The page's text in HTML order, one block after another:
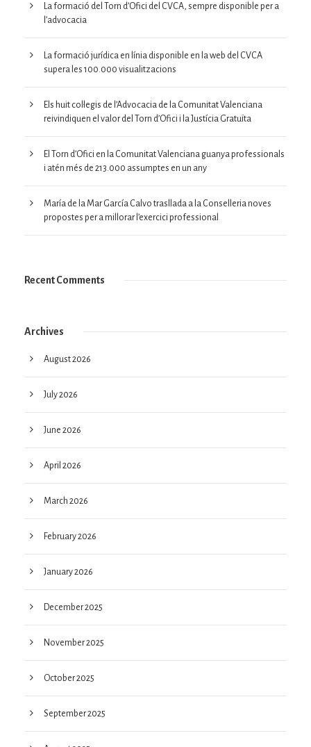
La formació del Torn d’Ofici del CVCA, sempre disponible per a
l’advocacia
La formació jurídica en línia disponible en la web del CVCA
supera les 100.000 visualitzacions
Els huit col·legis de l’Advocacia de la Comunitat Valenciana
reivindiquen el valor del Torn d’Ofici i la Justícia Gratuïta
El Torn d’Ofici en la Comunitat Valenciana guanya professionals
i atén més de 213.000 assumptes en un any
María de la Mar García Calvo trasllada a la Conselleria noves
propostes per a millorar l’exercici professional
Recent Comments
Archives
August 2026
July 2026
June 2026
April 2026
March 2026
February 2026
January 2026
December 2025
November 2025
October 2025
September 2025